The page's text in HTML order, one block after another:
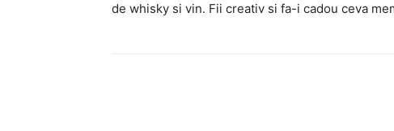
de whisky si vin. Fii creativ si fa-i cadou ceva